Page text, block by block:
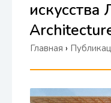
искусства
Главная ›